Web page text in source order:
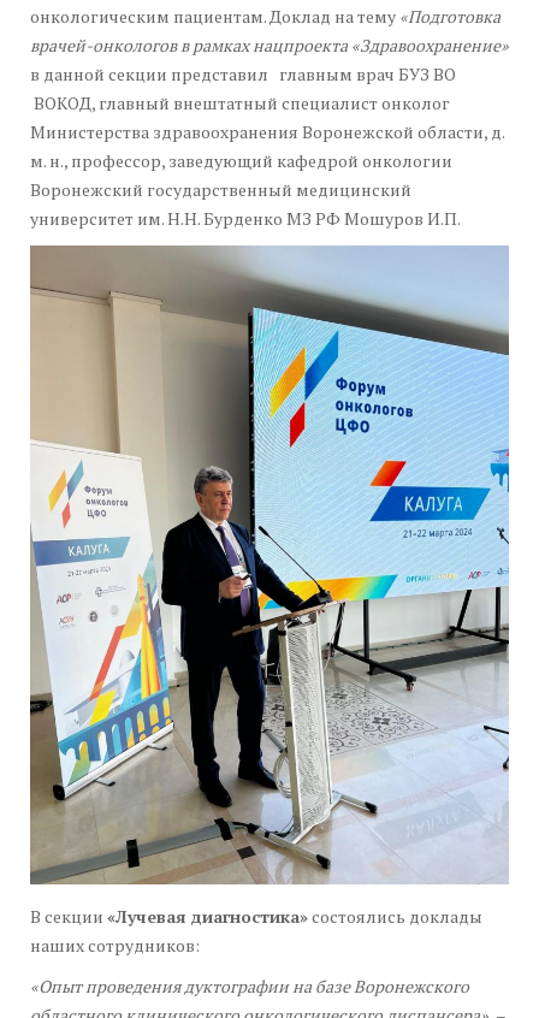
онкологическим пациентам. Доклад на тему «Подготовка
врачей-онкологов в рамках нацпроекта «Здравоохранение»
в данной секции представил главным врач БУЗ ВО
ВОКОД, главный внештатный специалист онколог
Министерства здравоохранения Воронежской области, д.
м. н., профессор, заведующий кафедрой онкологии
Воронежский государственный медицинский
университет им. Н.Н. Бурденко МЗ РФ Мошуров И.П.
В секции «Лучевая диагностика»состоялись доклады
наших сотрудников:
«Опыт проведения дуктографии на базе Воронежского